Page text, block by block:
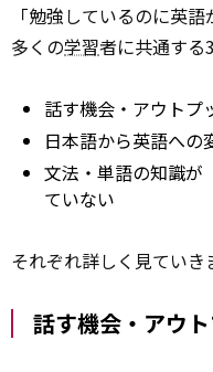
「勉強しているのに英
多くの学習者に共通する
話す機会・アウトプ
日本語から英語への
文法・単語の知識が
ていない
それぞれ詳しく見ていき
話す機会・アウ